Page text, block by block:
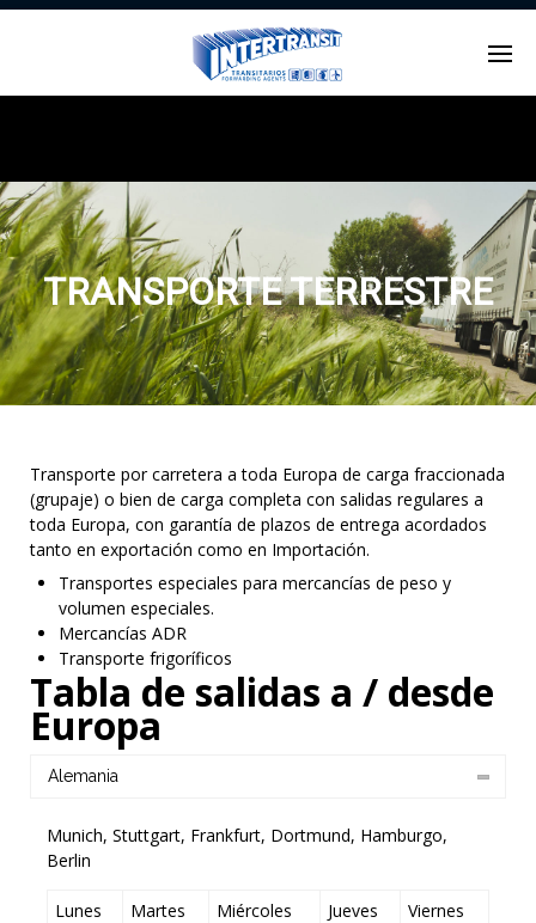
TRANSPORTE TERRESTRE
Transporte por carretera a toda Europa de carga fraccionada
(grupaje) o bien de carga completa con salidas regulares a
toda Europa, con garantía de plazos de entrega acordados
tanto en exportación como en Importación.
Transportes especiales para mercancías de peso y
volumen especiales.
Mercancías ADR
Transporte frigoríficos
Tabla de salidas a / desde
Europa
Alemania
Munich, Stuttgart, Frankfurt, Dortmund, Hamburgo,
Berlin
Lunes Martes Miércoles Jueves
Viernes